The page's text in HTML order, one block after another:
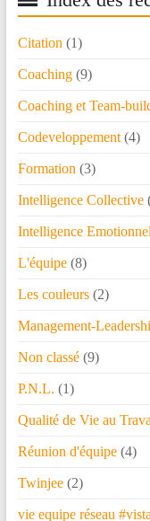
Citation (1)
Coaching(9)
Coaching et Team-
Codeveloppement(4)
Formation (3)
Intelligence Collective
Intelligence
L'équipe(8)
Les couleurs(2)
Management-
Non classé(9)
P.N.L. (1)
Qualité de Vie au
Réunion d'équipe(4)
Twinjee(2)
vie equipe réseau